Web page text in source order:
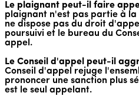
Le plaignant peut-il faire
plaignant n'est pas partie à
ne dispose pas du droit
poursuivi et le bureau du
appel.
Le Conseil d'appel peut-il
Conseil d'appel rejuge
prononcer une sanction plus
est le seul appelant.